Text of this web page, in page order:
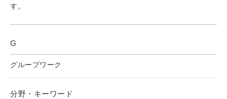
す。
G
グループワーク
分野・キーワード